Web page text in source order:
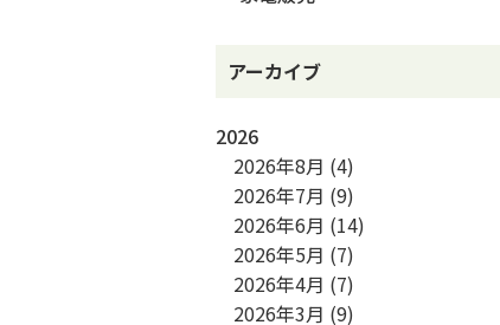
アーカイブ
2026
2026年8月 (4)
2026年7月 (9)
2026年6月 (14)
2026年5月 (7)
2026年4月 (7)
2026年3月 (9)